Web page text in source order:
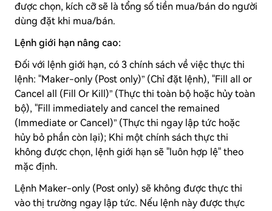
được chọn, kích cỡ sẽ là tổng số tiền mua/bán do người
dùng đặt khi mua/bán.
Lệnh giới hạn nâng cao:
Đối với lệnh giới hạn, có 3 chính sách về việc thực thi
lệnh: "Maker-only (Post only)” (Chỉ đặt lệnh), "Fill all or
Cancel all (Fill Or Kill)” (Thực thi toàn bộ hoặc hủy toàn
bộ), "Fill immediately and cancel the remained
(Immediate or Cancel)” (Thực thi ngay lập tức hoặc
hủy bỏ phần còn lại); Khi một chính sách thực thi
không được chọn, lệnh giới hạn sẽ "luôn hợp lệ" theo
mặc định.
Lệnh Maker-only (Post only) sẽ không được thực thi
vào thị trường ngay lập tức. Nếu lệnh này được thực